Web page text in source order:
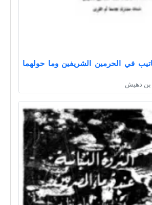
في الحرمين الشريفين وما حولهما
بن دهيش